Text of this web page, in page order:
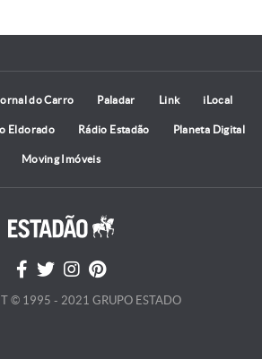
do Carro Paladar Link iLocal
Eldorado Rádio Estadão Planeta Digital
Moving Imóveis
© 1995 - 2021 GRUPO ESTADO